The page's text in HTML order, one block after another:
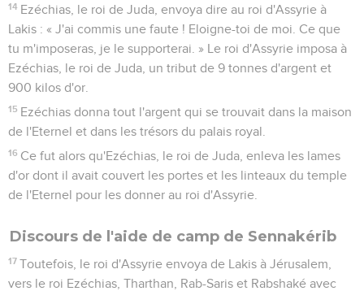
14 Ezéchias, le roi de Juda, envoya dire au roi d'Assyrie à
Lakis : « J'ai commis une faute ! Eloigne-toi de moi. Ce que
tu m'imposeras, je le supporterai. » Le roi d'Assyrie imposa à
Ezéchias, le roi de Juda, un tribut de 9 tonnes d'argent et
900 kilos d'or.
15 Ezéchias donna tout l'argent qui se trouvait dans la maison
de l'Eternel et dans les trésors du palais royal.
16 Ce fut alors qu'Ezéchias, le roi de Juda, enleva les lames
d'or dont il avait couvert les portes et les linteaux du temple
de l'Eternel pour les donner au roi d'Assyrie.
Discours de l'aide de camp de Sennakérib
17 Toutefois, le roi d'Assyrie envoya de Lakis à Jérusalem,
vers le roi Ezéchias, Tharthan, Rab-Saris et Rabshaké avec